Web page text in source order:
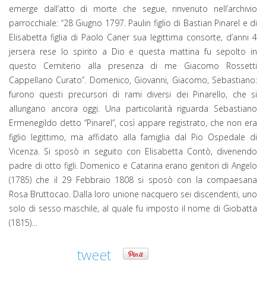
emerge dall’atto di morte che segue, rinvenuto nell’archivio
parrocchiale: “28 Giugno 1797. Paulin figlio di Bastian Pinarel e di
Elisabetta figlia di Paolo Caner sua legittima consorte, d’anni 4
jersera rese lo spirito a Dio e questa mattina fu sepolto in
questo Cemiterio alla presenza di me Giacomo Rossetti
Cappellano Curato”. Domenico, Giovanni, Giacomo, Sebastiano:
furono questi precursori di rami diversi dei Pinarello, che si
allungano ancora oggi. Una particolarità riguarda Sebastiano
Ermenegildo detto “Pinarel”, così appare registrato, che non era
figlio legittimo, ma affidato alla famiglia dal Pio Ospedale di
Vicenza. Si sposò in seguito con Elisabetta Contò, divenendo
padre di otto figli. Domenico e Catarina erano genitori di Angelo
(1785) che il 29 Febbraio 1808 si sposò con la compaesana
Rosa Bruttocao. Dalla loro unione nacquero sei discendenti, uno
solo di sesso maschile, al quale fu imposto il nome di Giobatta
(1815)…
tweet